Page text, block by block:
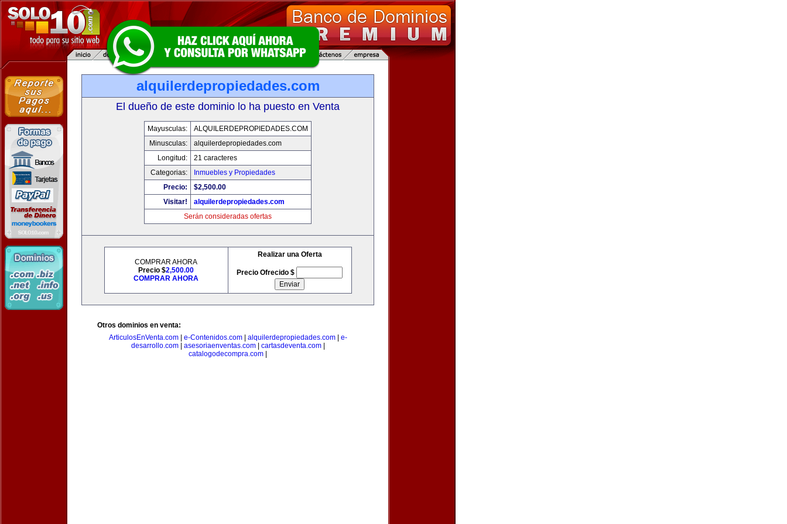
alquilerdepropiedades.com
El dueño de este dominio lo ha puesto en Venta
Mayusculas:
ALQUILERDEPROPIEDADES.COM
Minusculas:
alquilerdepropiedades.com
Longitud:
21 caracteres
Categorias:
Inmuebles y Propiedades
Precio:
$2,500.00
Visitar!
alquilerdepropiedades.com
Serán consideradas ofertas
COMPRAR AHORA
Precio $2,500.00
COMPRAR AHORA
Realizar una Oferta
Precio Ofrecido $
Otros dominios en venta:
ArticulosEnVenta.com| e-Contenidos.com| alquilerdepropiedades.com| e-
desarrollo.com| asesoriaenventas.com| cartasdeventa.com|
catalogodecompra.com